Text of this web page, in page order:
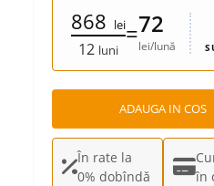
868 lei
12 luni
=72
lei/lună
ADAUGA IN COS
În rate la
0% dobîndă
în